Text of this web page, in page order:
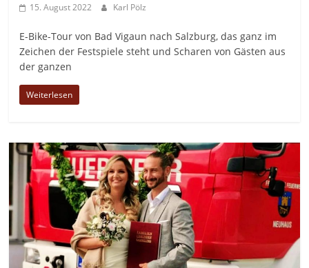
15. August 2022 Karl Pölz
E-Bike-Tour von Bad Vigaun nach Salzburg, das ganz im
Zeichen der Festspiele steht und Scharen von Gästen aus
der ganzen
Weiterlesen